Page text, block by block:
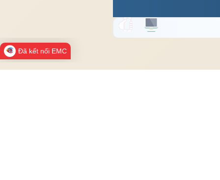
Đã kết nối EMC